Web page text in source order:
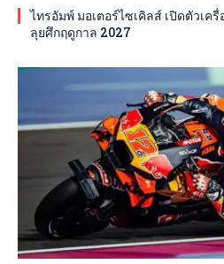
ไทรอัมพ์ มอเตอร์ไซเคิลส์ เปิดตัวเ
ลุยศึกฤดูกาล 2027